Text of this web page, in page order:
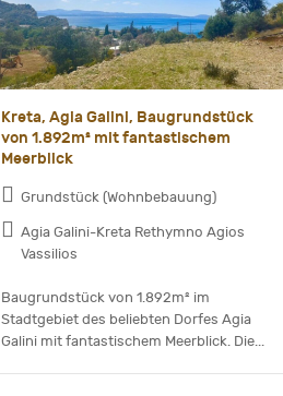
Kreta, Agia Galini, Baugrundstück
von 1.892m² mit fantastischem
Meerblick
Grundstück (Wohnbebauung)
Agia Galini-Kreta Rethymno Agios
Vassilios
Baugrundstück von 1.892m² im
Stadtgebiet des beliebten Dorfes Agia
Galini mit fantastischem Meerblick. Die...